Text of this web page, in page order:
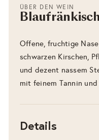
ÜBER DEN WEIN
Offene, fruchtige
schwarzen Kirschen,
und dezent nassem
mit feinem Tannin
Details